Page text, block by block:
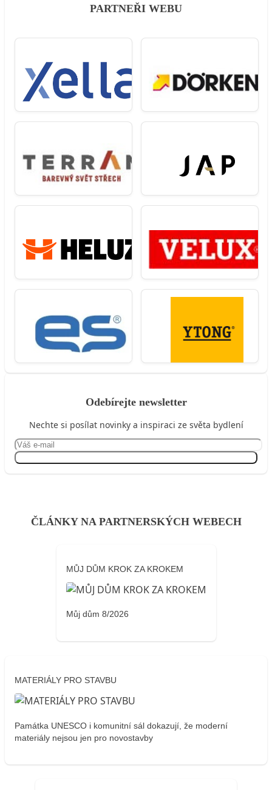
PARTNEŘI WEBU
Odebírejte newsletter
Nechte si posílat novinky a inspiraci ze světa bydlení
ČLÁNKY NA PARTNERSKÝCH WEBECH
MŮJ DŮM KROK ZA KROKEM
Můj dům 8/2026
MATERIÁLY PRO STAVBU
Památka UNESCO i komunitní sál dokazují, že moderní
materiály nejsou jen pro novostavby